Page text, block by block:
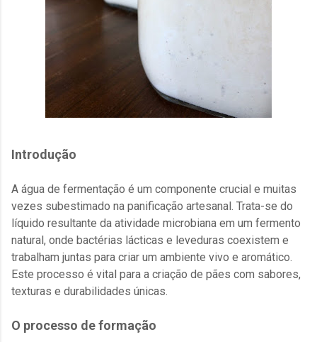
Introdução
A água de fermentação é um componente crucial e muitas
vezes subestimado na panificação artesanal. Trata-se do
líquido resultante da atividade microbiana em um fermento
natural, onde bactérias lácticas e leveduras coexistem e
trabalham juntas para criar um ambiente vivo e aromático.
Este processo é vital para a criação de pães com sabores,
texturas e durabilidades únicas.
O processo de formação